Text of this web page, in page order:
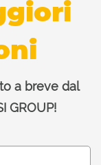
a breve dal
GROUP!